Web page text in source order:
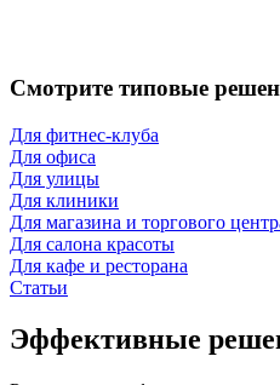
Смотрите типовые
Для фитнес-клуба
Для офиса
Для улицы
Для клиники
Для магазина и торгового
Для салона красоты
Для кафе и ресторана
Статьи
Эффективные